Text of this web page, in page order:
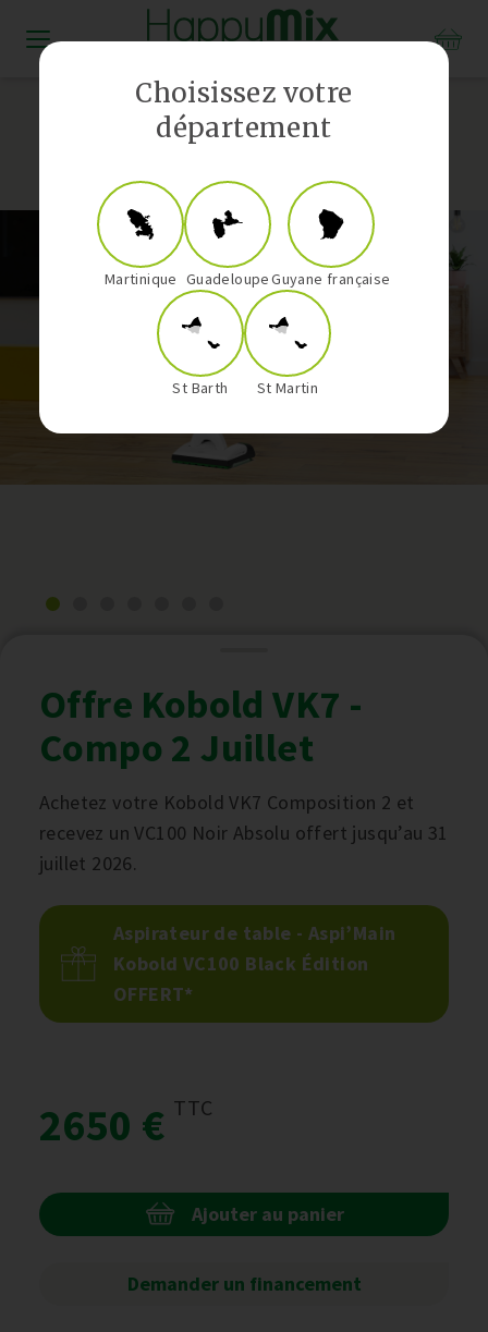
Offre Kobold VK7 -
Compo 2 Juillet
Achetez votre Kobold VK7 Composition 2 et
recevez un VC100 Noir Absolu offert jusqu’au 31
juillet 2026.
Aspirateur de table - Aspi’Main
Kobold VC100 Black Édition
OFFERT*
2650 € TTC
Ajouter au panier
Demander un financement
Choisissez votre
département
Martinique GuadeloupeGuyane française
St Barth St Martin